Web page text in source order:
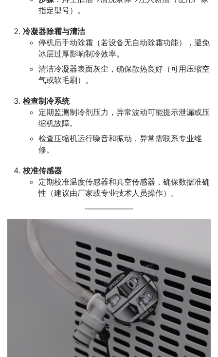
指定型号）。
冷凝器除霜与清洁
停机后手动除霜（若设备无自动除霜功能），避免
冰层过厚影响制冷效率。
清洁冷凝器表面灰尘，确保散热良好（可用压缩空
气或软毛刷）。
检查制冷系统
定期监测制冷剂压力，异常波动可能提示泄漏或压
缩机故障。
检查压缩机运行噪音和振动，异常需联系专业维
修。
校准传感器
定期校准温度传感器和真空传感器，确保数据准确
性（建议由厂家或专业技术人员操作）。